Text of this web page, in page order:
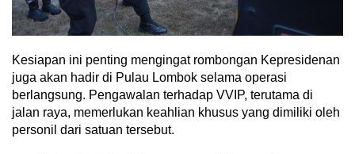
Kesiapan ini penting mengingat rombongan Kepresidenan
juga akan hadir di Pulau Lombok selama operasi
berlangsung. Pengawalan terhadap VVIP, terutama di
jalan raya, memerlukan keahlian khusus yang dimiliki oleh
personil dari satuan tersebut.